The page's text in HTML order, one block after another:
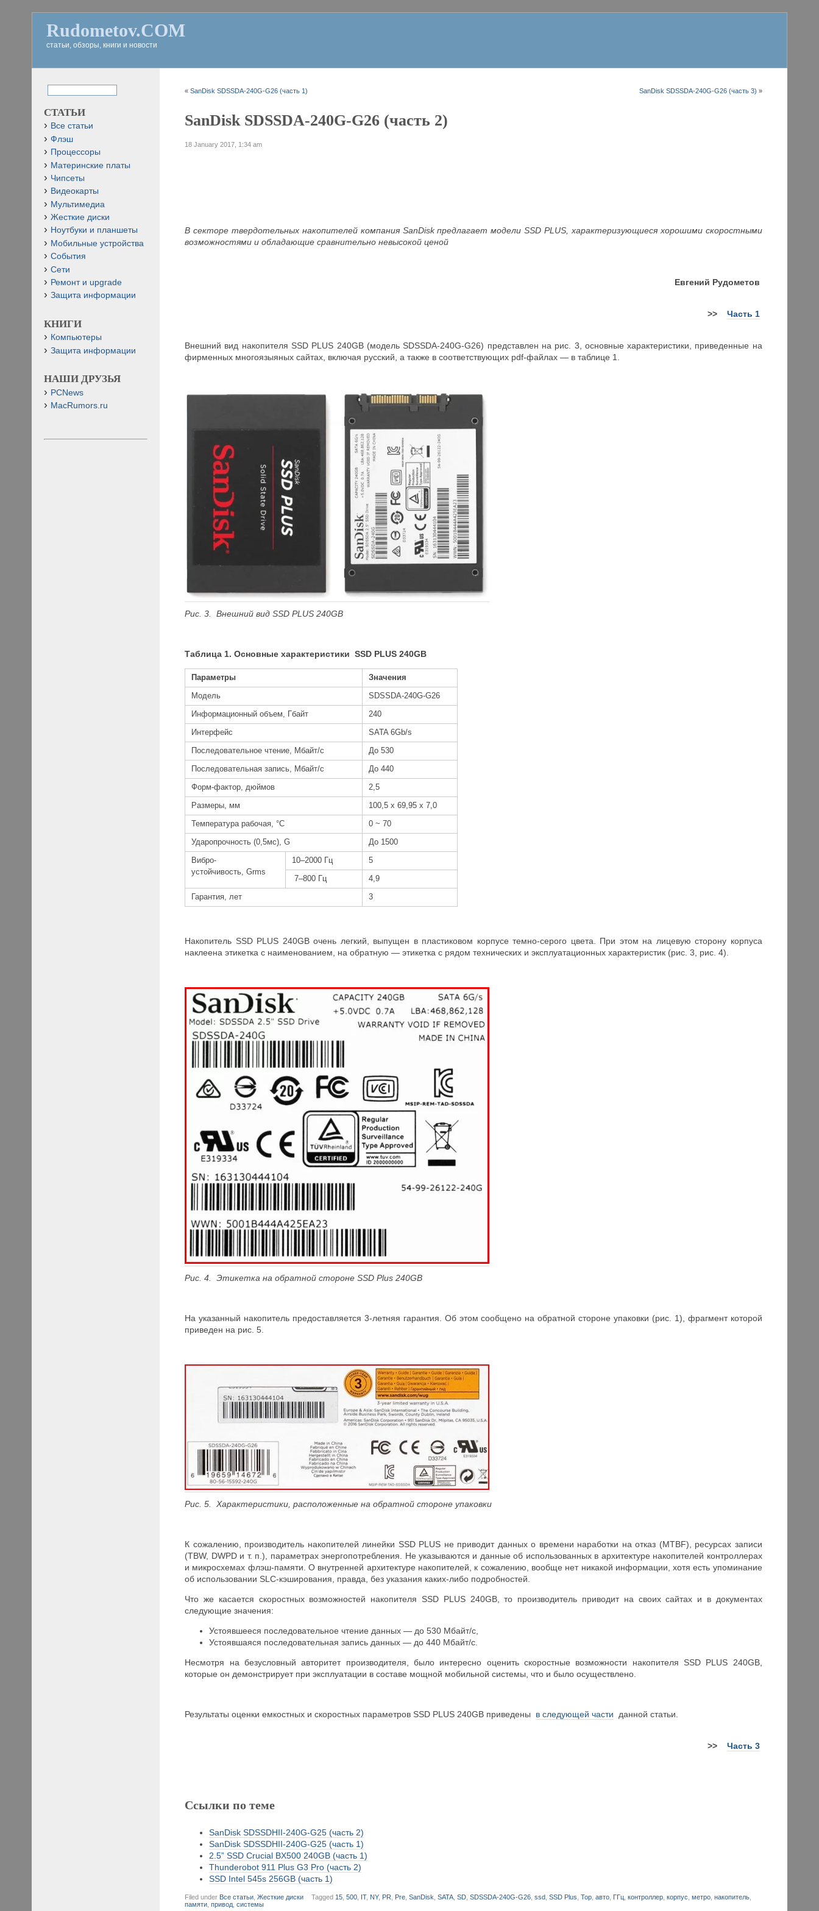
Rudometov.COM
статьи, обзоры, книги и новости
«SanDisk SDSSDA-240G-G26 (часть 1) SanDisk SDSSDA-240G-G26 (часть 3) »
SanDisk SDSSDA-240G-G26 (часть 2)
18 January 2017, 1:34 am
В секторе твердотельных накопителей компания SanDisk предлагает модели SSD PLUS, характеризующиеся хорошими скоростными
возможностями и обладающие сравнительно невысокой ценой
Евгений Рудометов
>> Часть 1
Внешний вид накопителя SSD PLUS 240GB (модель SDSSDA-240G-G26) представлен на рис. 3, основные характеристики, приведенные на
фирменных многоязыяных сайтах, включая русский, а также в соответствующих pdf-файлах — в таблице 1.
Рис. 3. Внешний вид SSD PLUS 240GB
Таблица 1. Основные характеристикиSSD PLUS 240GB
Параметры Значения
Модель SDSSDA-240G-G26
Информационный объем, Гбайт 240
Интерфейс SATA 6Gb/s
Последовательное чтение, Мбайт/с До 530
Последовательная запись, Мбайт/с До 440
Форм-фактор, дюймов 2,5
Размеры, мм 100,5 x 69,95 x 7,0
Температура рабочая, °C 0 ~ 70
Ударопрочность (0,5мс), G До 1500
Вибро-
устойчивость, Grms
10–2000 Гц 5
7–800 Гц 4,9
Гарантия, лет 3
Накопитель SSD PLUS 240GB очень легкий, выпущен в пластиковом корпусе темно-серого цвета. При этом на лицевую сторону корпуса
наклеена этикетка с наименованием, на обратную — этикетка с рядом технических и эксплуатационных характеристик (рис. 3, рис. 4).
Рис. 4. Этикетка на обратной стороне SSDPlus 240GB
На указанный накопитель предоставляется 3-летняя гарантия. Об этом сообщено на обратной стороне упаковки (рис. 1), фрагмент которой
приведен на рис. 5.
Рис. 5. Характеристики, расположенные на обратной стороне упаковки
К сожалению, производитель накопителей линейки SSD PLUS не приводит данных о времени наработки на отказ (MTBF), ресурсах записи
(TBW, DWPD и т. п.), параметрах энергопотребления. Не указываются и данные об использованных в архитектуре накопителей контроллерах
и микросхемах флэш-памяти. О внутренней архитектуре накопителей, к сожалению, вообще нет никакой информации, хотя есть упоминание
об использовании SLC-кэширования, правда, без указания каких-либо подробностей.
Что же касается скоростных возможностей накопителя SSD PLUS 240GB, то производитель приводит на своих сайтах и в документах
следующие значения:
Устоявшееся последовательное чтение данных — до 530 Мбайт/с,
Устоявшаяся последовательная запись данных — до 440 Мбайт/с.
Несмотря на безусловный авторитет производителя, было интересно оценить скоростные возможности накопителя SSD PLUS 240GB,
которые он демонстрирует при эксплуатации в составе мощной мобильной системы, что и было осуществлено.
Результаты оценки емкостных и скоростных параметров SSD PLUS 240GB приведены в следующей части данной статьи.
>> Часть 3
Ссылки по теме
SanDisk SDSSDHII-240G-G25 (часть 2)
SanDisk SDSSDHII-240G-G25 (часть 1)
2.5” SSD Crucial BX500 240GB (часть 1)
Thunderobot 911 Plus G3 Pro (часть 2)
SSD Intel 545s 256GB (часть 1)
Filed under Все статьи ,Жесткие диски Tagged 15 ,500 IT, NY, PR Pre ,SanDisk ,SATA ,SD ,SDSSDA-240G-G26 ,ssd ,SSD Plus ,Top ,авто ГГц ,контроллер ,корпус ,метро ,накопитель
памяти ,привод ,системы
СТАТЬИ
Все статьи
Флэш
Процессоры
Материнские платы
Чипсеты
Видеокарты
Мультимедиа
Жесткие диски
Ноутбуки и планшеты
Мобильные устройства
События
Сети
Ремонт и upgrade
Защита информации
КНИГИ
Компьютеры
Защита информации
НАШИ ДРУЗЬЯ
PCNews
MacRumors.ru